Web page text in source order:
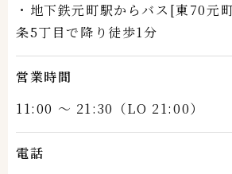
・地下鉄元町駅からバス[東70元
条5丁目で降り徒歩1分
営業時間
11:00 ～ 21:30（LO 21:00）
電話